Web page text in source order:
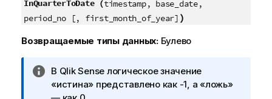
InQuarterToDate (timestamp, base_date,
period_no [, first_month_of_year] )
Возвращаемые типы данных: Булево
П
р
В Qlik Sense логическое значение
«истина» представлено как -1, а «ложь»